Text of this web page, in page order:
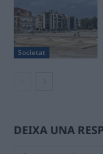
Societat
DEIXA UNA